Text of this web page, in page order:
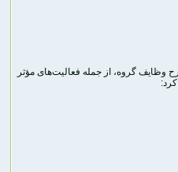
وظايف گروه، ‌از جمله فعالیت‌های مؤثر